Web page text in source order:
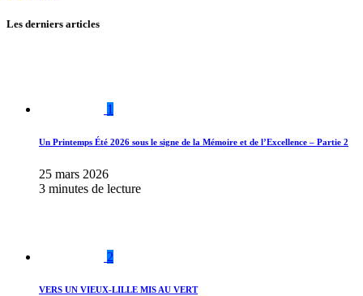
Les derniers articles
1
Un Printemps Été 2026 sous le signe de la Mémoire et de l’Excellence – Partie 2
25 mars 2026
3 minutes de lecture
2
VERS UN VIEUX-LILLE MIS AU VERT